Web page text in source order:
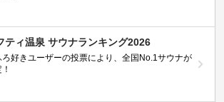
ティ温泉 サウナランキング2026
ろ好きユーザーの投票により、全国No.1サウナが